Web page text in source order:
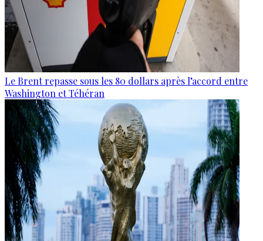
Le Brent repasse sous les 80 dollars après l’accord entre
Washington et Téhéran